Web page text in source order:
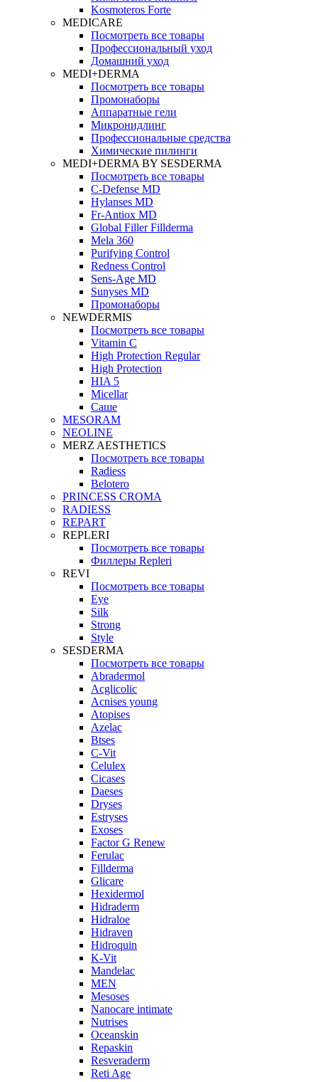
Kosmoteros Forte
MEDICARE
Посмотреть все товары
Профессиональный уход
Домашний уход
MEDI+DERMA
Посмотреть все товары
Промонаборы
Аппаратные гели
Микронидлинг
Профессиональные средства
Химические пилинги
MEDI+DERMA BY SESDERMA
Посмотреть все товары
C-Defense MD
Hylanses MD
Fr‑Antiox MD
Global Filler Fillderma
Mela 360
Purifying Control
Redness Control
Sens-Age MD
Sunyses MD
Промонаборы
NEWDERMIS
Посмотреть все товары
Vitamin C
High Protection Regular
High Protection
HIA 5
Micellar
Саше
MESORAM
NEOLINE
MERZ AESTHETICS
Посмотреть все товары
Radiess
Belotero
PRINCESS CROMA
RADIESS
REPART
REPLERI
Посмотреть все товары
Филлеры Repleri
REVI
Посмотреть все товары
Eye
Silk
Strong
Style
SESDERMA
Посмотреть все товары
Abradermol
Acglicolic
Acnises young
Atopises
Azelac
Btses
C-Vit
Celulex
Cicases
Daeses
Dryses
Estryses
Exoses
Factor G Renew
Ferulac
Fillderma
Glicare
Hexidermol
Hidraderm
Hidraloe
Hidraven
Hidroquin
K-Vit
Mandelac
MEN
Mesoses
Nanocare intimate
Nutrises
Oceanskin
Repaskin
Resveraderm
Reti Age